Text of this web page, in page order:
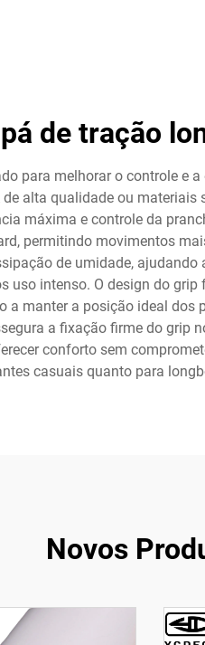
pá de tração
para melhorar o controle e
alta qualidade ou
máxima e controle da
permitindo movimentos
de umidade,
intenso. O design do
manter a posição ideal
a fixação firme do grip
conforto sem
casuais quanto para
Novos